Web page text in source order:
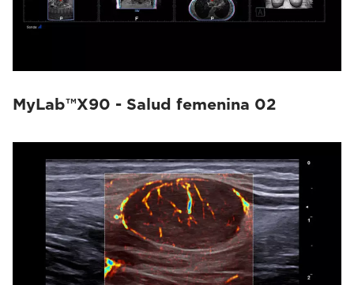
MyLab™X90 - Salud femenina 02